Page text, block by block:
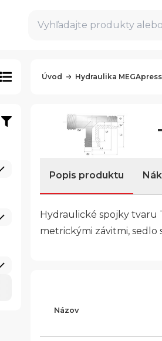
Vyhľadajte produkty
Úvod Hydraulika MEGApress
Popis produktu
Hydraulické spojky tvaru
metrickými závitmi, sedlo
Názov